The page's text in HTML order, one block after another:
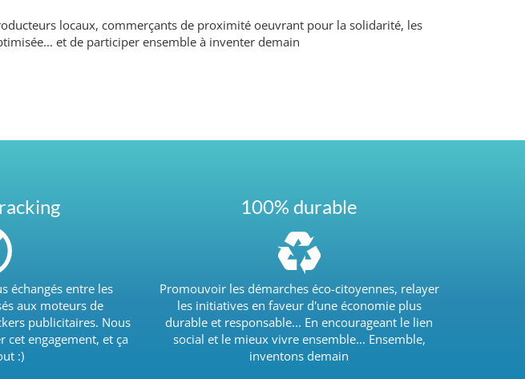
locaux, commerçants de proximité oeuvrant pour la solidarité, les
et de participer ensemble à inventer demain
échangés entre les
aux moteurs de
publicitaires. Nous
cet engagement, et ça
:)
100% durable
Promouvoir les démarches éco-citoyennes, relayer
les initiatives en faveur d'une économie plus
durable et responsable... En encourageant le lien
social et le mieux vivre ensemble... Ensemble,
inventons demain